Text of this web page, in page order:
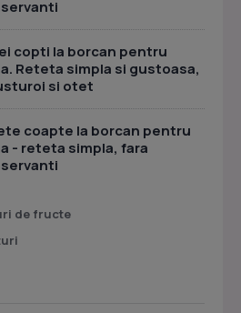
copti la borcan pentru
Reteta simpla si gustoasa,
si otet
coapte la borcan pentru
- reteta simpla, fara
de fructe